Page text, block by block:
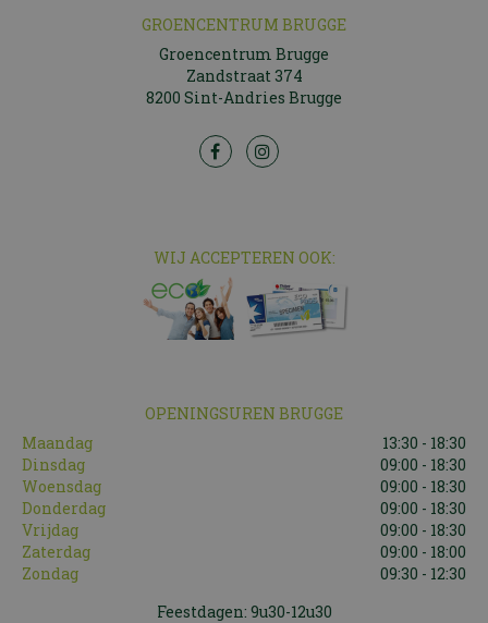
GROENCENTRUM BRUGGE
Groencentrum Brugge
Zandstraat 374
8200 Sint-Andries Brugge
WIJ ACCEPTEREN OOK:
OPENINGSUREN BRUGGE
Maandag
13:30 - 18:30
Dinsdag
09:00 - 18:30
Woensdag
09:00 - 18:30
Donderdag
09:00 - 18:30
Vrijdag
09:00 - 18:30
Zaterdag
09:00 - 18:00
Zondag
09:30 - 12:30
Feestdagen: 9u30-12u30